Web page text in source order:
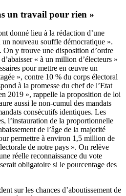
un travail pour rien »
donné lieu à la rédaction d’une
nouveau souffle démocratique ».
y trouve une disposition d’ordre
« à un million d’électeurs »
pour mettre en œuvre un
», contre 10 % du corps électoral
à la promesse du chef de l’Etat
2019 », rappelle la proposition de loi
aussi le non-cumul des mandats
consécutifs identiques. Les
l’instauration de la proportionnelle
de l’âge de la majorité
permettre à environ 1,5 million de
de notre pays ». On relève
réelle reconnaissance du vote
obligatoire si le pourcentage des
sur les chances d’aboutissement de